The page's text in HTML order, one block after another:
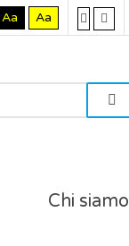
Aa Aa
Chi siamo